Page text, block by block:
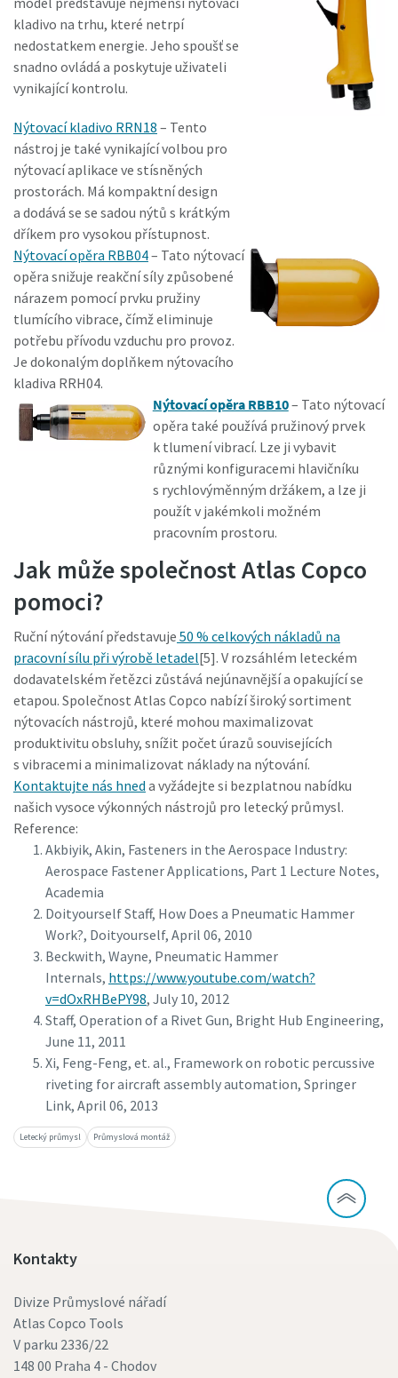
kladivo na trhu, které netrpí
nedostatkem energie. Jeho spoušť se
snadno ovládá a poskytuje uživateli
vynikající kontrolu.
Nýtovací kladivo RRN18 – Tento
nástroj je také vynikající volbou pro
nýtovací aplikace ve stísněných
prostorách. Má kompaktní design
a dodává se se sadou nýtů s krátkým
dříkem pro vysokou přístupnost.
Nýtovací opěra RBB04– Tato nýtovací
opěra snižuje reakční síly způsobené
nárazem pomocí prvku pružiny
tlumícího vibrace, čímž eliminuje
potřebu přívodu vzduchu pro provoz.
Je dokonalým doplňkem nýtovacího
kladiva RRH04.
Nýtovací opěra RBB10– Tato nýtovací
opěra také používá pružinový prvek
k tlumení vibrací. Lze ji vybavit
různými konfiguracemi hlavičníku
s rychlovýměnným držákem, a lze ji
použít v jakémkoli možném
pracovním prostoru.
Jak může společnost Atlas Copco
pomoci?
Ruční nýtování představuje 50 % celkových nákladů na
pracovní sílu při výrobě letadel[5]. V rozsáhlém leteckém
dodavatelském řetězci zůstává nejúnavnější a opakující se
etapou. Společnost Atlas Copco nabízí široký sortiment
nýtovacích nástrojů, které mohou maximalizovat
produktivitu obsluhy, snížit počet úrazů souvisejících
s vibracemi a minimalizovat náklady na nýtování.
Kontaktujte nás hned a vyžádejte si bezplatnou nabídku
našich vysoce výkonných nástrojů pro letecký průmysl.
Reference:
Akbiyik, Akin, Fasteners in the Aerospace Industry:
Aerospace Fastener Applications, Part 1 Lecture Notes,
Academia
Doityourself Staff, How Does a Pneumatic Hammer
Work?, Doityourself, April 06, 2010
Beckwith, Wayne, Pneumatic Hammer
Internals, https://www.youtube.com/watch?
v=dOxRHBePY98, July 10, 2012
Staff, Operation of a Rivet Gun, Bright Hub Engineering,
June 11, 2011
Xi, Feng-Feng, et. al., Framework on robotic percussive
riveting for aircraft assembly automation, Springer
Link, April 06, 2013
Letecký průmysl Průmyslová montáž
Kontakty
Divize Průmyslové nářadí
Atlas Copco Tools
V parku 2336/22
148 00 Praha 4 - Chodov